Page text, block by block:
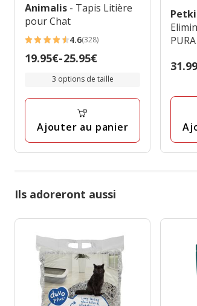
Animalis - Tapis Litière
pour Chat
4.6
étoiles
avis
4.6(328)
Prix
à
19.95€-25.95€
3 options de taille
Ajouter au panier
Prix
Ils adoreront aussi